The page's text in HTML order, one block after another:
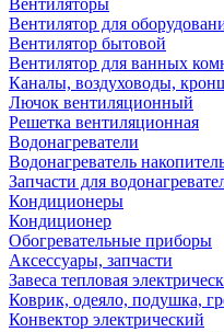
Вентиляторы
Вентилятор для
Вентилятор бытовой
Вентилятор для ванных
Каналы, воздуховоды,
Лючок вентиляционный
Решетка вентиляционная
Водонагреватели
Водонагреватель
Запчасти для
Кондиционеры
Кондиционер
Обогревательные приборы
Аксессуары, запчасти
Завеса тепловая
Коврик, одеяло, подушка,
Конвектор электрический